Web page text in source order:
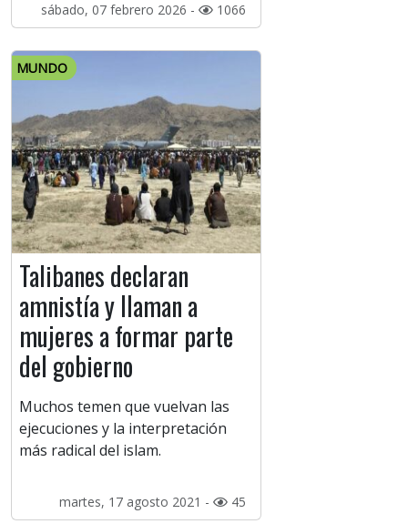
sábado, 07 febrero 2026 - 1066
MUNDO
Talibanes declaran
amnistía y llaman a
mujeres a formar parte
del gobierno
Muchos temen que vuelvan las
ejecuciones y la interpretación
más radical del islam.
martes, 17 agosto 2021 - 45